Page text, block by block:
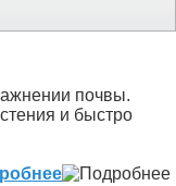
почвы.
и быстро